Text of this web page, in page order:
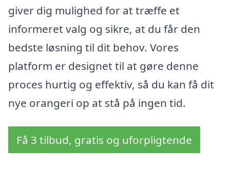
giver dig mulighed for at træffe et
informeret valg og sikre, at du får den
bedste løsning til dit behov. Vores
platform er designet til at gøre denne
proces hurtig og effektiv, så du kan få dit
nye orangeri op at stå på ingen tid.
Få 3 tilbud, gratis og uforpligtende